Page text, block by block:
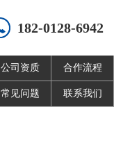
182-0128-6942
公司资质 合作流程
常见问题 联系我们